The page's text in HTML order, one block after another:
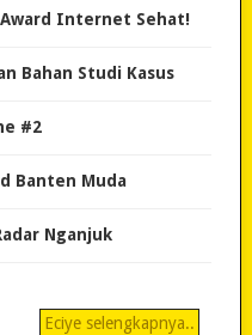
Internet Sehat!
Bahan Studi Kasus
#2
Banten Muda
Nganjuk
Eciye selengkapnya..